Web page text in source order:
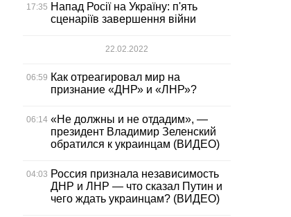
17:35 Напад Росії на Україну: п'ять
сценаріїв завершення війни
22.02.2022
06:59 Как отреагировал мир на
признание «ДНР» и «ЛНР»?
06:14 «Не должны и не отдадим», —
президент Владимир Зеленский
обратился к украинцам (ВИДЕО)
04:03 Россия признала независимость
ДНР и ЛНР — что сказал Путин и
чего ждать украинцам? (ВИДЕО)